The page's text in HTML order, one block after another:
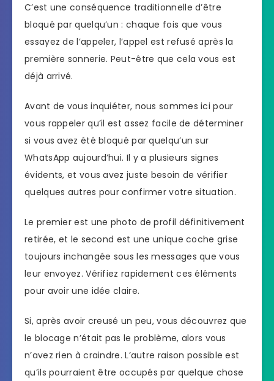
C’est une conséquence traditionnelle d’être
bloqué par quelqu’un : chaque fois que vous
essayez de l’appeler, l’appel est refusé après la
première sonnerie. Peut-être que cela vous est
déjà arrivé.
Avant de vous inquiéter, nous sommes ici pour
vous rappeler qu’il est assez facile de déterminer
si vous avez été bloqué par quelqu’un sur
WhatsApp aujourd’hui. Il y a plusieurs signes
évidents, et vous avez juste besoin de vérifier
quelques autres pour confirmer votre situation.
Le premier est une photo de profil définitivement
retirée, et le second est une unique coche grise
toujours inchangée sous les messages que vous
leur envoyez. Vérifiez rapidement ces éléments
pour avoir une idée claire.
Si, après avoir creusé un peu, vous découvrez que
le blocage n’était pas le problème, alors vous
n’avez rien à craindre. L’autre raison possible est
qu’ils pourraient être occupés par quelque chose